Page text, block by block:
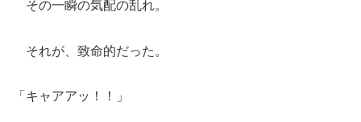
その一瞬の気配の乱れ。
それが、致命的だった。
「キャアアッ！！」